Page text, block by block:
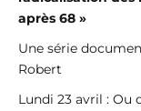
après 68 »
Une série
Robert
Lundi 23 avril : Ou